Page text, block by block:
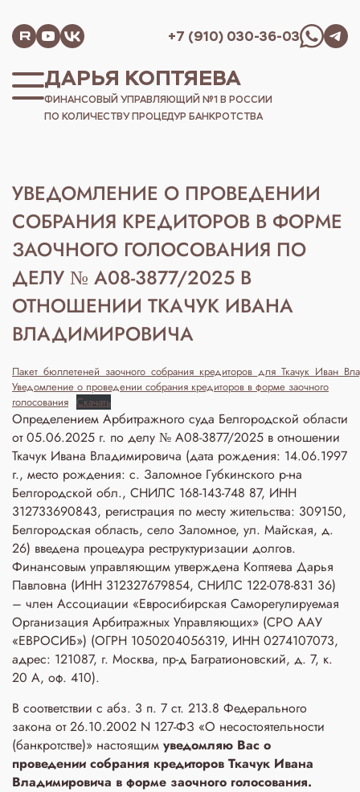
+7 (910) 030-36-03
ДАРЬЯ КОПТЯЕВА
ФИНАНСОВЫЙ УПРАВЛЯЮЩИЙ №1 В РОССИИ
ПО КОЛИЧЕСТВУ ПРОЦЕДУР БАНКРОТСТВА
УВЕДОМЛЕНИЕ О ПРОВЕДЕНИИ
СОБРАНИЯ КРЕДИТОРОВ В ФОРМЕ
ЗАОЧНОГО ГОЛОСОВАНИЯ ПО
ДЕЛУ № А08-3877/2025 В
ОТНОШЕНИИ ТКАЧУК ИВАНА
ВЛАДИМИРОВИЧА
Уведомление о проведении собрания кредиторов в форме заочного
голосования Скачать
Определением Арбитражного суда Белгородской области
от 05.06.2025 г. по делу № А08-3877/2025 в отношении
Ткачук Ивана Владимировича (дата рождения: 14.06.1997
г., место рождения: с. Заломное Губкинского р-на
Белгородской обл., СНИЛС 168-143-748 87, ИНН
312733690843, регистрация по месту жительства: 309150,
Белгородская область, село Заломное, ул. Майская, д.
26) введена процедура реструктуризации долгов.
Финансовым управляющим утверждена Коптяева Дарья
Павловна (ИНН 312327679854, СНИЛС 122-078-831 36)
– член Ассоциации «Евросибирская Саморегулируемая
Организация Арбитражных Управляющих» (СРО ААУ
«ЕВРОСИБ») (ОГРН 1050204056319, ИНН 0274107073,
адрес: 121087, г. Москва, пр-д Багратионовский, д. 7, к.
20 А, оф. 410).
В соответствии с абз. 3 п. 7 ст. 213.8 Федерального
закона от 26.10.2002 N 127-ФЗ «О несостоятельности
(банкротстве)» настоящим уведомляю Вас о
проведении собрания кредиторов Ткачук Ивана
Владимировича в форме заочного голосования.